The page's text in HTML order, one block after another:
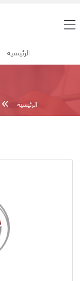
الرئيسية
الرئيسية